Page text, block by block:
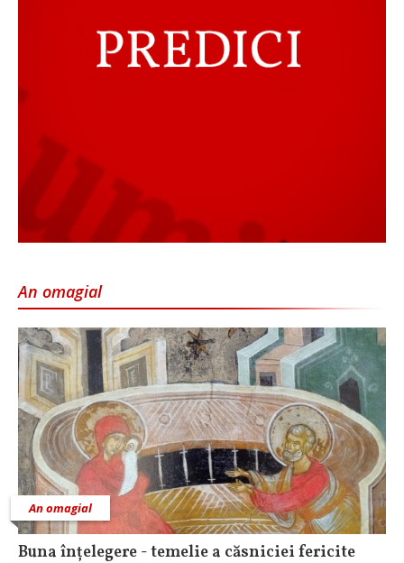
An omagial
An omagial
Buna înțelegere - temelie a căsniciei fericite